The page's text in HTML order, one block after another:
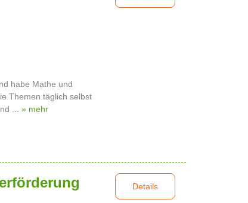
habe Mathe und
Themen täglich selbst
... » mehr
Details